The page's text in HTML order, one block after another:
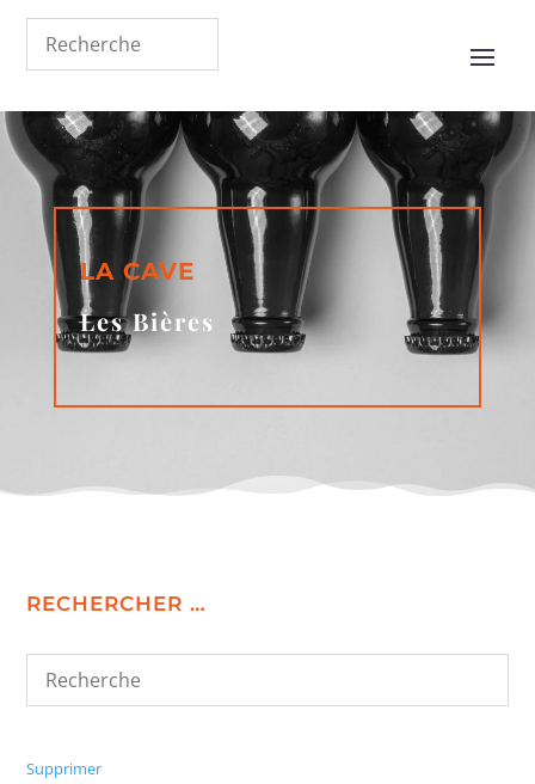
LA CAVE
Les Bières
RECHERCHER …
Supprimer